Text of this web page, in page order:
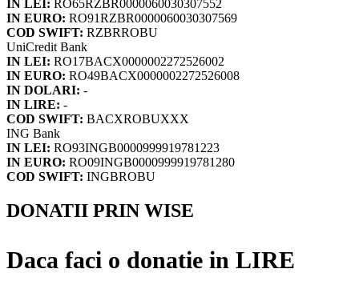
IN LEI: RO65RZBR0000060030307552
IN EURO: RO91RZBR0000060030307569
COD SWIFT: RZBRROBU
UniCredit Bank
IN LEI: RO17BACX0000002272526002
IN EURO: RO49BACX0000002272526008
IN DOLARI: -
IN LIRE: -
COD SWIFT: BACXROBUXXX
ING Bank
IN LEI: RO93INGB0000999919781223
IN EURO: RO09INGB0000999919781280
COD SWIFT: INGBROBU
DONATII PRIN WISE
Daca faci o donatie in LIRE